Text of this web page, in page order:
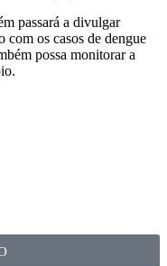
passará a divulgar
os casos de dengue
possa monitorar a